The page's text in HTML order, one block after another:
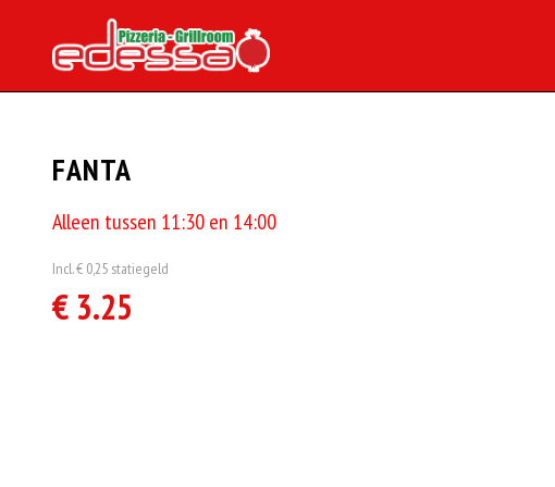
FANTA
Alleen tussen 11:30 en 14:00
Incl. € 0,25 statiegeld
€ 3.25